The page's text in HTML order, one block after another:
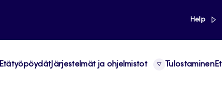
Help
EtätyöpöydätJärjestelmät ja ohjelmistot Tulostaminen